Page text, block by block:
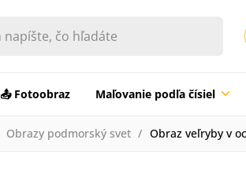
📤 Fotoobraz Maľovanie podľa čísiel
Obrazy podmorský svet Obraz veľryby v